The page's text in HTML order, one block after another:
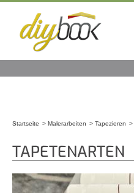
Startseite Malerarbeiten Tapezieren
TAPETENARTEN